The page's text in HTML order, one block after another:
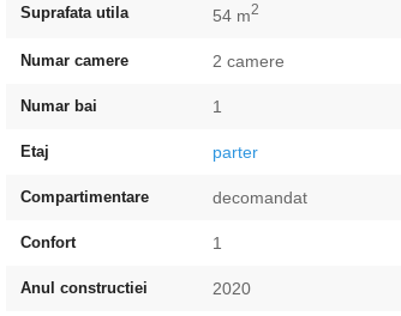
Suprafata utila 54 m2
Numar camere 2 camere
Numar bai 1
Etaj parter
Compartimentare decomandat
Confort 1
Anul constructiei 2020